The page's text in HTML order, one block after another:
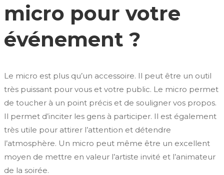
micro pour votre
événement ?
Le micro est plus qu’un accessoire. Il peut être un outil
très puissant pour vous et votre public. Le micro permet
de toucher à un point précis et de souligner vos propos.
Il permet d’inciter les gens à participer. Il est également
très utile pour attirer l’attention et détendre
l’atmosphère. Un micro peut même être un excellent
moyen de mettre en valeur l’artiste invité et l’animateur
de la soirée.